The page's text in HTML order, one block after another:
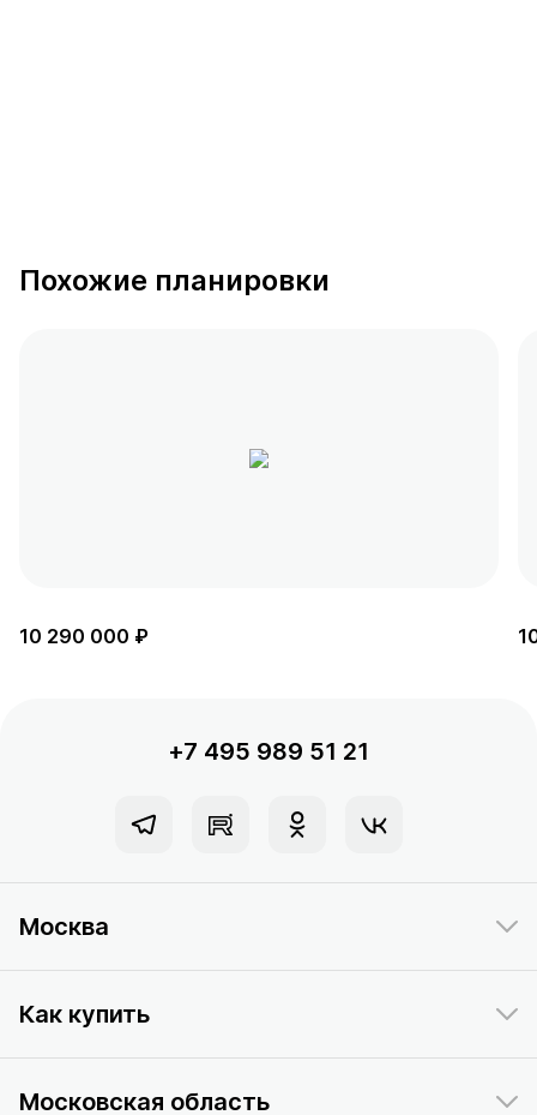
Похожие планировки
10 290 000 ₽
+7 495 989 51 21
Москва
Как купить
Московская область